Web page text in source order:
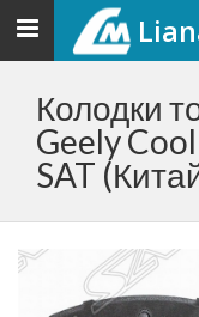
Toggle
navigation
Колодки
Geely
SAT